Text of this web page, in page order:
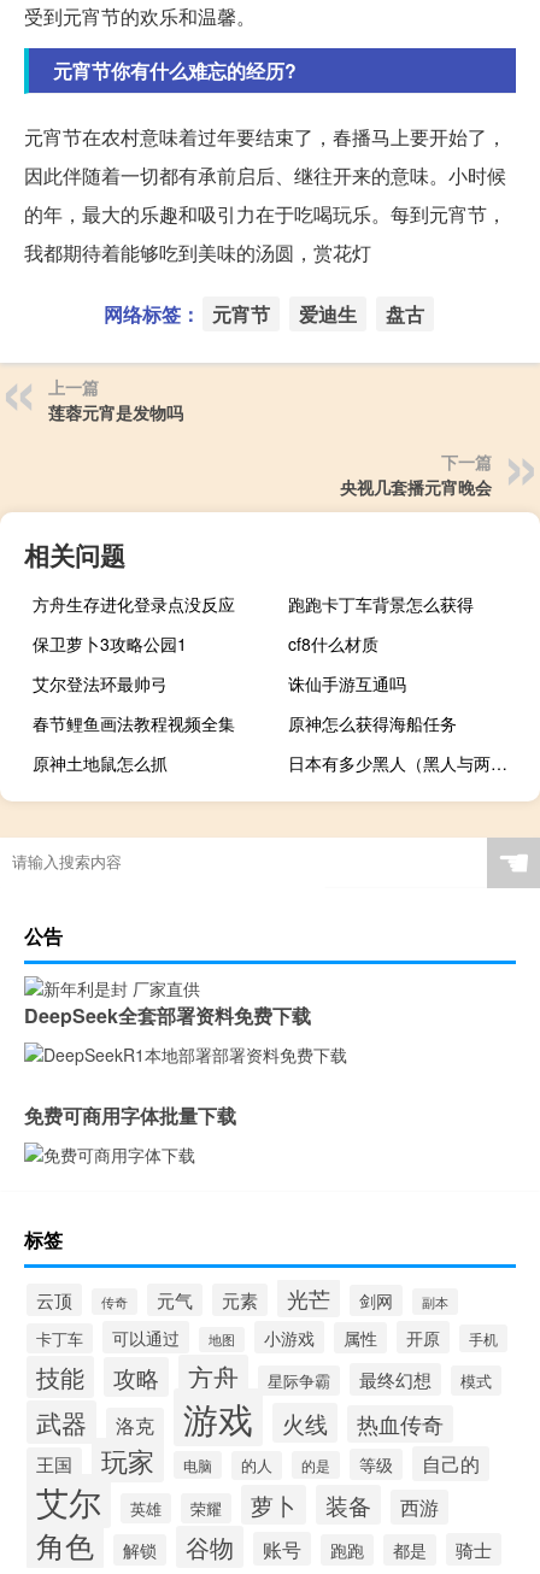
受到元宵节的欢乐和温馨。
元宵节你有什么难忘的经历?
元宵节在农村意味着过年要结束了，春播马上要开始了，
因此伴随着一切都有承前启后、继往开来的意味。小时候
的年，最大的乐趣和吸引力在于吃喝玩乐。每到元宵节，
我都期待着能够吃到美味的汤圆，赏花灯
网络标签： 元宵节 爱迪生 盘古
上一篇
莲蓉元宵是发物吗
下一篇
央视几套播元宵晚会
相关问题
方舟生存进化登录点没反应
跑跑卡丁车背景怎么获得
保卫萝卜3攻略公园1
cf8什么材质
艾尔登法环最帅弓
诛仙手游互通吗
春节鲤鱼画法教程视频全集
原神怎么获得海船任务
原神土地鼠怎么抓
日本有多少黑人（黑人与两个日本女孩）
☚
公告
DeepSeek全套部署资料免费下载
免费可商用字体批量下载
标签
云顶 传奇 元气 元素 光芒 剑网 副本
卡丁车 可以通过 地图 小游戏 属性 开原 手机
技能 攻略 方舟 星际争霸 最终幻想 模式
武器 洛克 游戏 火线 热血传奇
王国 玩家 电脑 的人 的是 等级 自己的
艾尔 英雄 荣耀 萝卜 装备 西游
角色 解锁 谷物 账号 跑跑 都是 骑士